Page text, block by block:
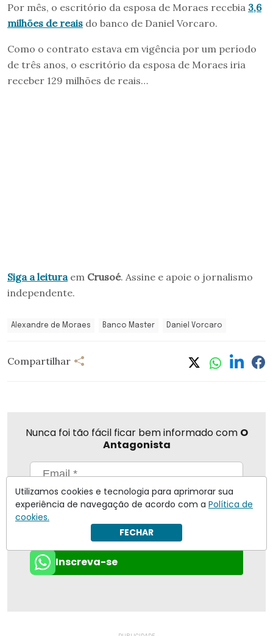
Por mês, o escritório da esposa de Moraes recebia 3,6
milhões de reais do banco de Daniel Vorcaro.
Como o contrato estava em vigência por um período
de três anos, o escritório da esposa de Moraes iria
receber 129 milhões de reais…
Siga a leituraem Crusoé. Assine e apoie o jornalismo
independente.
Alexandre de Moraes Banco Master Daniel Vorcaro
Compartilhar
Nunca foi tão fácil ficar bem informado com O
Antagonista
Eu concordo em receber notificações | Para obter mais
informações reveja nossaPolítica de Privacidade.
Enviar
Inscreva-se
Utilizamos cookies e tecnologia para aprimorar sua
experiência de navegação de acordo com a Política de
cookies.
FECHAR